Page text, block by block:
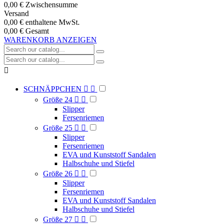
0,00 € Zwischensumme
Versand
0,00 € enthaltene MwSt.
0,00 € Gesamt
WARENKORB ANZEIGEN

SCHNÄPPCHEN  
Größe 24  
Slipper
Fersenriemen
Größe 25  
Slipper
Fersenriemen
EVA und Kunststoff Sandalen
Halbschuhe und Stiefel
Größe 26  
Slipper
Fersenriemen
EVA und Kunststoff Sandalen
Halbschuhe und Stiefel
Größe 27  